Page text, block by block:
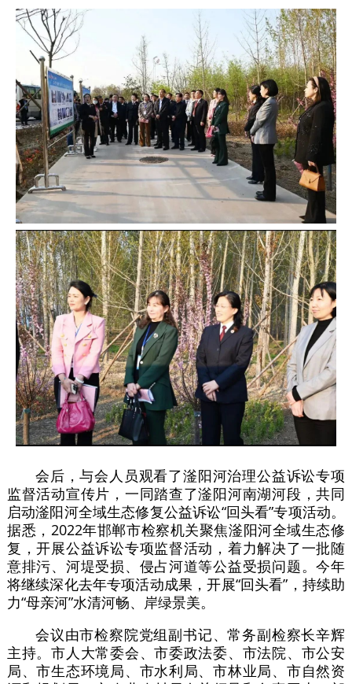
会后，与会人员观看了滏阳河治理公益诉讼专项
监督活动宣传片，一同踏查了滏阳河南湖河段，共同
启动滏阳河全域生态修复公益诉讼“回头看”专项活动。
据悉，2022年邯郸市检察机关聚焦滏阳河全域生态修
复，开展公益诉讼专项监督活动，着力解决了一批随
意排污、河堤受损、侵占河道等公益受损问题。今年
将继续深化去年专项活动成果，开展“回头看”，持续助
力“母亲河”水清河畅、岸绿景美。
会议由市检察院党组副书记、常务副检察长辛辉
主持。市人大常委会、市委政法委、市法院、市公安
局、市生态环境局、市水利局、市林业局、市自然资